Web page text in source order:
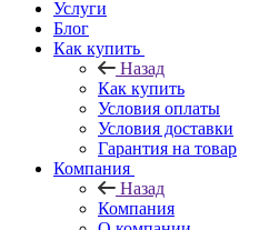
Услуги
Блог
Как купить
Назад
Как купить
Условия оплаты
Условия доставки
Гарантия на товар
Компания
Назад
Компания